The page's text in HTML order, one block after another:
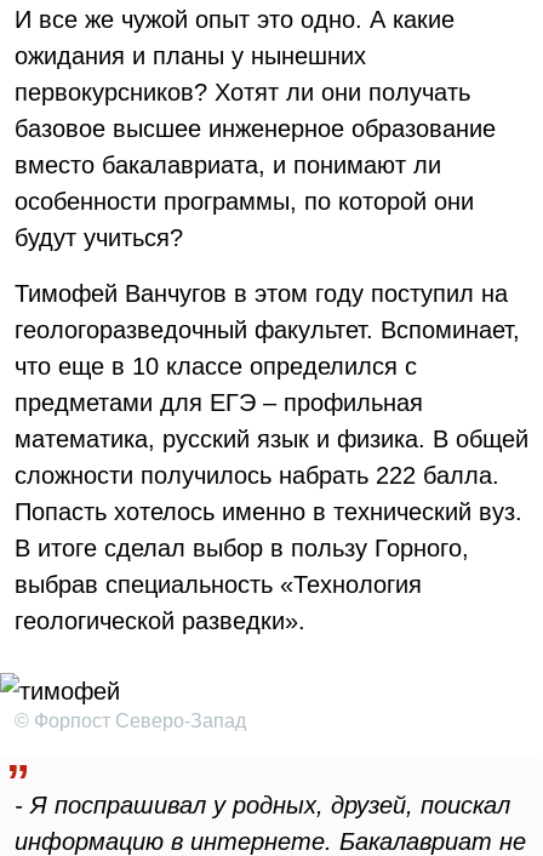
И все же чужой опыт это одно. А какие
ожидания и планы у нынешних
первокурсников? Хотят ли они получать
базовое высшее инженерное образование
вместо бакалавриата, и понимают ли
особенности программы, по которой они
будут учиться?
Тимофей Ванчугов в этом году поступил на
геологоразведочный факультет. Вспоминает,
что еще в 10 классе определился с
предметами для ЕГЭ – профильная
математика, русский язык и физика. В общей
сложности получилось набрать 222 балла.
Попасть хотелось именно в технический вуз.
В итоге сделал выбор в пользу Горного,
выбрав специальность «Технология
геологической разведки».
© Форпост Северо-Запад
- Я поспрашивал у родных, друзей, поискал
информацию в интернете. Бакалавриат не